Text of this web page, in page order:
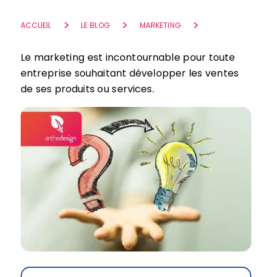
ACCUEIL LE BLOG MARKETING
Le marketing est incontournable pour toute
entreprise souhaitant développer les ventes
de ses produits ou services.